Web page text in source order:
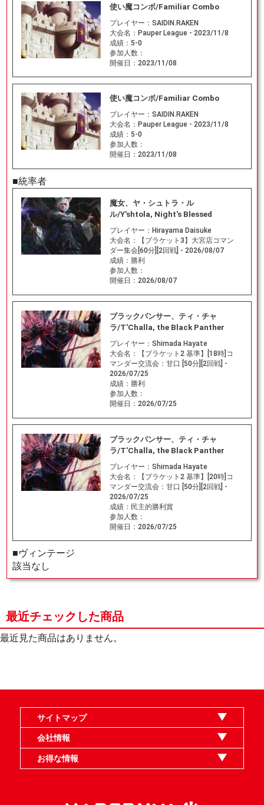
使い魔コンボ/Familiar Combo
プレイヤー： SAIDIN.RAKEN
大会名： Pauper League - 2023/11/8
成績： 5-0
参加人数：
開催日： 2023/11/08
使い魔コンボ/Familiar Combo
プレイヤー： SAIDIN.RAKEN
大会名： Pauper League - 2023/11/8
成績： 5-0
参加人数：
開催日： 2023/11/08
■統率者
魔女、ヤ・シュトラ・ル
ル/Y'shtola, Night's Blessed
プレイヤー： Hirayama Daisuke
大会名：
【ブラケット3】大宮店コマン
ダー集会[60分][2回戦] - 2026/08/07
成績： 勝利
参加人数：
開催日： 2026/08/07
ブラックパンサー、ティ・チャ
ラ/T'Challa, the Black Panther
プレイヤー： Shimada Hayate
大会名：
【ブラケット2 基準】[18時]コ
マンダー交流会：甘口 [50分][2回戦] -
2026/07/25
成績： 勝利
参加人数：
開催日： 2026/07/25
ブラックパンサー、ティ・チャ
ラ/T'Challa, the Black Panther
プレイヤー： Shimada Hayate
大会名：
【ブラケット2 基準】[20時]コ
マンダー交流会：甘口 [50分][2回戦] -
2026/07/25
成績： 民主的勝利賞
参加人数：
開催日： 2026/07/25
■ヴィンテージ
該当なし
最近チェックした商品
最近見た商品はありません。
サイトマップ
オンラインショップ
買取
記事
選手一覧
デッキ検索
デッキ構築
イベント・大会
店舗のご案内
お問い合わせ
ヘルプ
FAQ
会社情報
利用規約
スタッフ募集
特定商取引法表示
個人情報保護指針
企業情報
お得な情報